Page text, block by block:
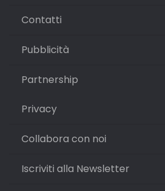
Contatti
Pubblicità
Partnership
Privacy
Collabora con noi
Iscriviti alla Newsletter